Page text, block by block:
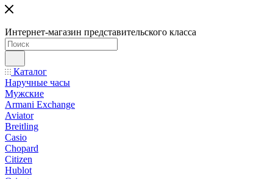
Интернет-магазин представительского класса
Каталог
Наручные часы
Мужские
Armani Exchange
Aviator
Breitling
Casio
Chopard
Citizen
Hublot